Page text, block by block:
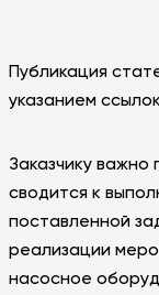
Публикация
указанием
Заказчику
сводится к
поставленной
реализации
насосное